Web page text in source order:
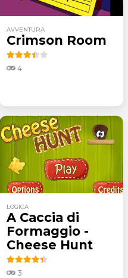
AVVENTURA
Crimson Room
4
LOGICA
A Caccia di
Formaggio -
Cheese Hunt
3